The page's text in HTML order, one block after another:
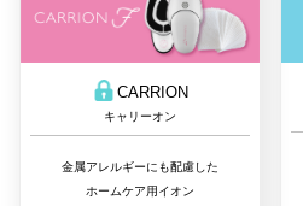
CARRION
キャリーオン
金属アレルギーにも配慮した
ホームケア用イオン